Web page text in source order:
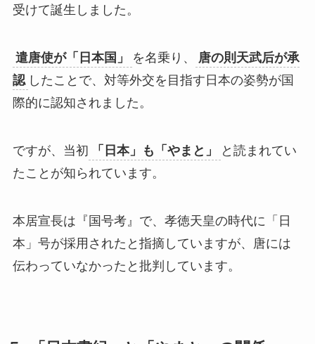
受けて誕生しました。
遣唐使が「日本国」 を名乗り、
唐の則天武后が承
認 したことで、対等外交を目指す日本の姿勢が国
際的に認知されました。
ですが、当初 「日本」も「やまと」
と読まれてい
たことが知られています。
本居宣長は『国号考』で、孝徳天皇の時代に「日
本」号が採用されたと指摘していますが、唐には
伝わっていなかったと批判しています。